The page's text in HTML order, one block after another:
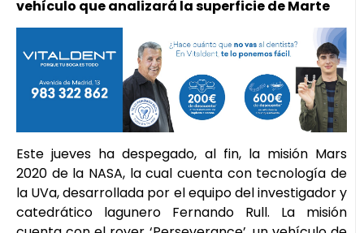
vehículo que analizará la superficie de Marte
Este jueves ha despegado, al fin, la misión Mars
2020 de la NASA, la cual cuenta con tecnología de
la UVa, desarrollada por el equipo del investigador y
catedrático lagunero Fernando Rull. La misión